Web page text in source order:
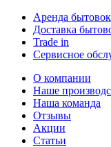
Аренда
Доставка
Trade in
Сервисное
О компании
Наше
Наша команда
Отзывы
Акции
Статьи